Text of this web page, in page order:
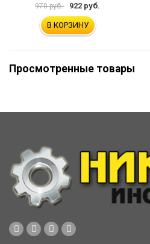
970 руб. 922 руб.
В КОРЗИНУ
Просмотренные товары